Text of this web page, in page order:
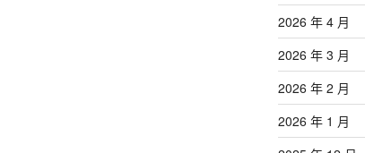
2026 年 4 月
2026 年 3 月
2026 年 2 月
2026 年 1 月